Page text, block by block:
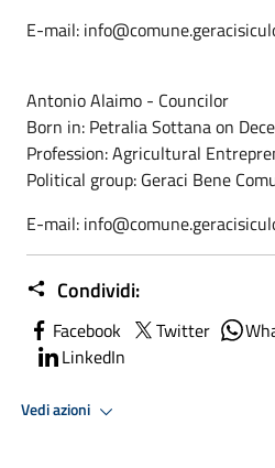
E-mail:
Antonio Alaimo - Councilor
Born in: Petralia Sottana on
Profession: Agricultural
Political group: Geraci
E-mail:
Condividi:
Facebook Twitter
LinkedIn
Vedi azioni